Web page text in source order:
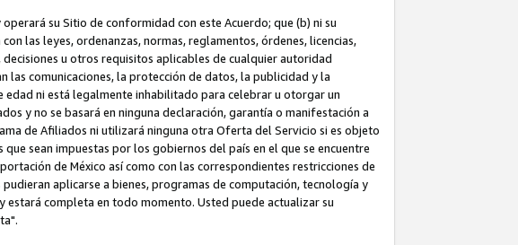
su Sitio de conformidad con este Acuerdo; que (b) ni su
las leyes, ordenanzas, normas, reglamentos, órdenes, licencias,
u otros requisitos aplicables de cualquier autoridad
las comunicaciones, la protección de datos, la publicidad y la
ni está legalmente inhabilitado para celebrar u otorgar un
y no se basará en ninguna declaración, garantía o manifestación a
de Afiliados ni utilizará ninguna otra Oferta del Servicio si es objeto
sean impuestas por los gobiernos del país en el que se encuentre
de México así como con las correspondientes restricciones de
aplicarse a bienes, programas de computación, tecnología y
completa en todo momento. Usted puede actualizar su